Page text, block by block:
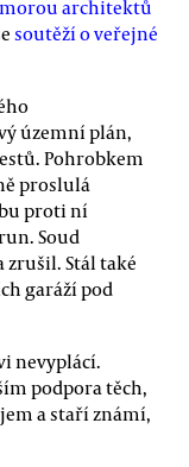
architektů
soutěží o veřejné
územní plán,
Pohrobkem
proslulá
proti ní
Soud
Stál také
garáží pod
nevyplácí.
podpora těch,
a staří známí,